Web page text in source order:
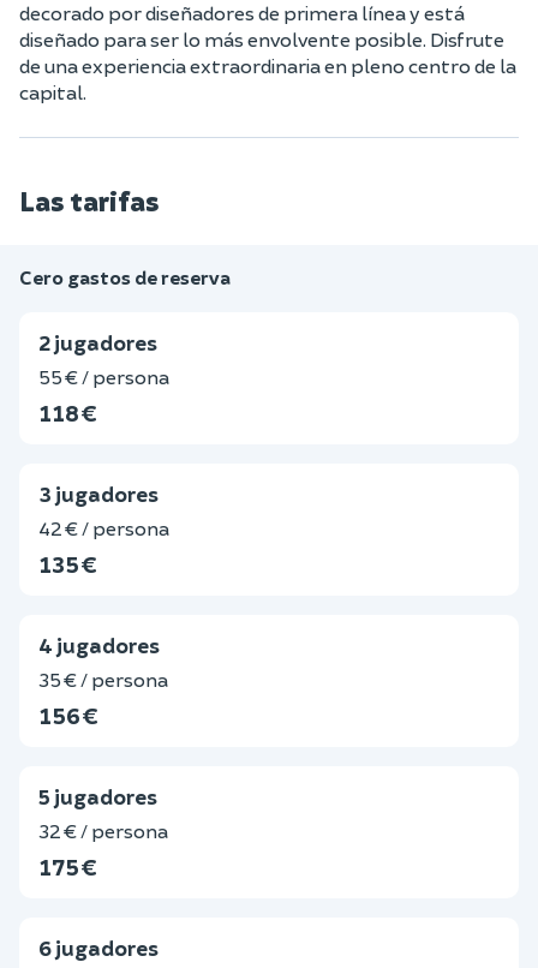
decorado por diseñadores de primera línea y está
diseñado para ser lo más envolvente posible. Disfrute
de una experiencia extraordinaria en pleno centro de la
capital.
Las tarifas
Cero gastos de reserva
2 jugadores
55 € / persona
118 €
3 jugadores
42 € / persona
135 €
4 jugadores
35 € / persona
156 €
5 jugadores
32 € / persona
175 €
6 jugadores